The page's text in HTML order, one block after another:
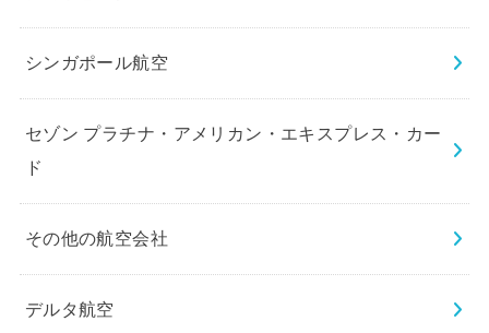
シンガポール航空
セゾン プラチナ・アメリカン・エキスプレス・カー
ド
その他の航空会社
デルタ航空